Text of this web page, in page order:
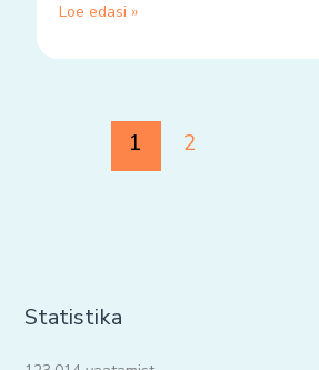
Loe edasi »
1 2
Statistika